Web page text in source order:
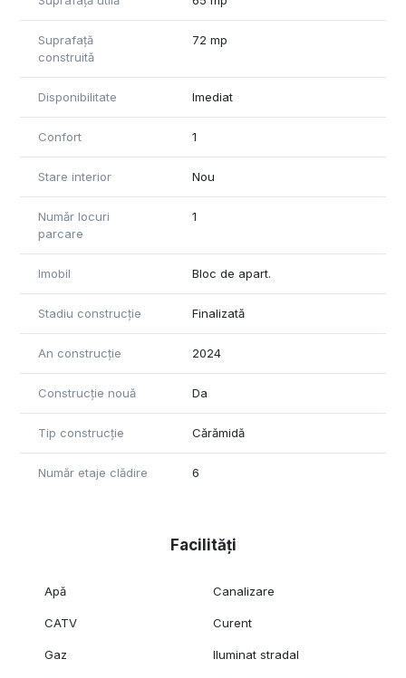
Suprafață
construită
72 mp
Disponibilitate Imediat
Confort 1
Stare interior Nou
Număr locuri
parcare
1
Imobil Bloc de apart.
Stadiu construcție Finalizată
An construcție 2024
Construcție nouă Da
Tip construcție Cărămidă
Număr etaje clădire 6
Facilități
Apă Canalizare
CATV Curent
Gaz Iluminat stradal